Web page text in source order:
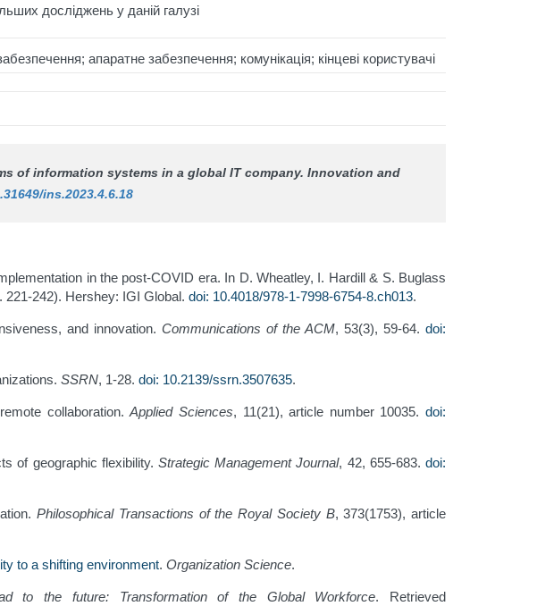
досліджень у даній галузі
апаратне забезпечення; комунікація; кінцеві користувачі
of information systems in a global IT company. Innovation and
ins.2023.4.6.18
in the post-COVID era. In D. Wheatley, I. Hardill & S. Buglass
221-242). Hershey: IGI Global. doi: 10.4018/978-1-7998-6754-8.ch013.
and innovation. Communications of the ACM, 53(3), 59-64. doi:
SSRN, 1-28. doi: 10.2139/ssrn.3507635.
collaboration.Applied Sciences, 11(21), article number 10035.doi:
of geographic flexibility.Strategic Management Journal, 42, 655-683.doi:
Philosophical Transactions of the Royal Society B, 373(1753), article
to a shifting environment. Organization Science.
to the future: Transformation of the Global Workforce. Retrieved